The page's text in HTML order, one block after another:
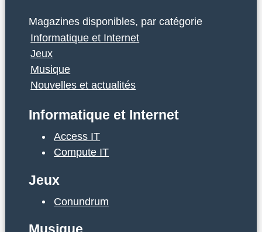
Magazines disponibles, par catégorie
Informatique et Internet
Jeux
Musique
Nouvelles et actualités
Informatique et Internet
Access IT
Compute IT
Jeux
Conundrum